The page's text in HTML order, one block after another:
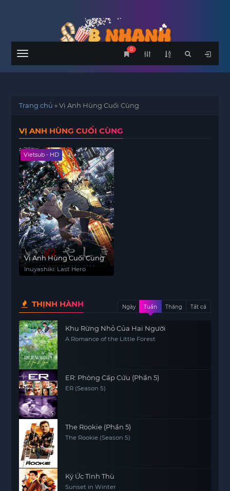
Menu
0
Trang chủ »Vị Anh Hùng Cuối Cùng
VỊ ANH HÙNG CUỐI CÙNG
Vietsub - HD
Vị Anh Hùng Cuối Cùng
Inuyashiki: Last Hero
THỊNH HÀNH Ngày Tuần Tháng Tất cả
Khu Rừng Nhỏ Của Hai Người
A Romance of the Little Forest
ER: Phòng Cấp Cứu (Phần 5)
ER (Season 5)
The Rookie (Phần 5)
The Rookie (Season 5)
Ký Ức Tình Thù
Sunset in Winter